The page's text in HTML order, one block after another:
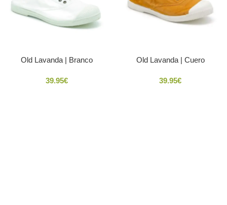
Old Lavanda | Branco
39.95€
Old Lavanda | Cuero
39.95€